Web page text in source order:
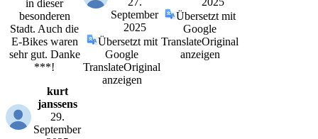
in dieser
besonderen
Stadt. Auch die
E-Bikes waren
sehr gut. Danke
***!
kurt
janssens
29.
September
September
2025
Übersetzt mit
Google
TranslateOriginal
anzeigen
Übersetzt mit
Google
TranslateOriginal
anzeigen